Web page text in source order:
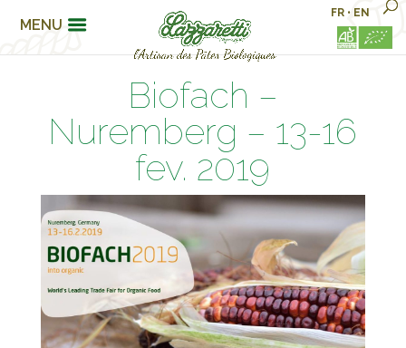
MENU
FR • EN
Biofach –
Nuremberg – 13-16
fev. 2019